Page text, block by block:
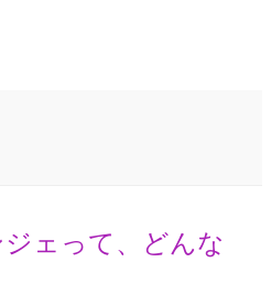
ジェって、どんな